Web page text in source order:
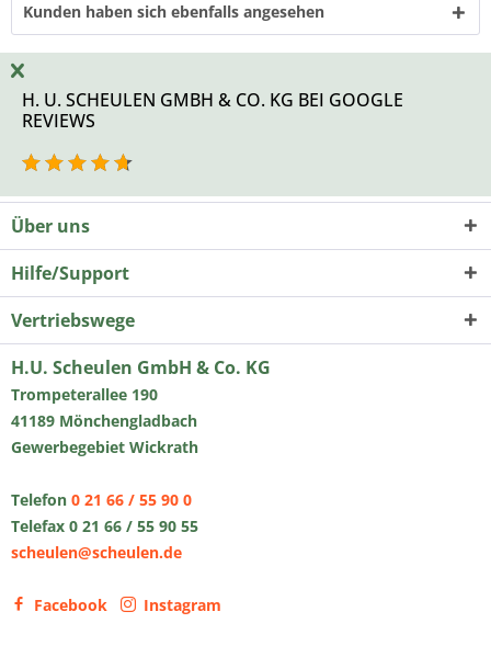
Kunden haben sich ebenfalls angesehen
H. U. SCHEULEN GMBH & CO. KG BEI GOOGLE
REVIEWS
Über uns
Hilfe/Support
Vertriebswege
H.U. Scheulen GmbH & Co. KG
Trompeterallee 190
41189 Mönchengladbach
Gewerbegebiet Wickrath
Telefon 0 21 66 / 55 90 0
Telefax 0 21 66 / 55 90 55
scheulen@scheulen.de
Facebook Instagram